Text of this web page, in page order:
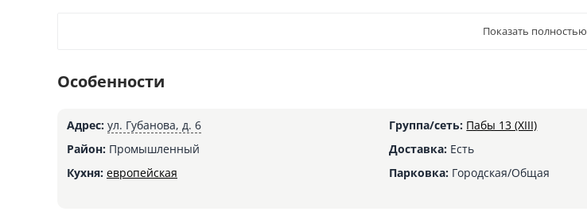
Показать полностью
Особенности
Адрес: ул. Губанова, д. 6
Район: Промышленный
Кухня: европейская
Группа/сеть: Пабы 13 (XIII)
Доставка: Есть
Парковка: Городская/Общая